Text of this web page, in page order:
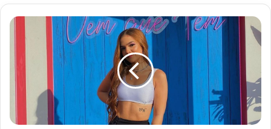
Ingredientes para fazer
macarrão com molho de
tomate e manjericão
500g de macarrão (de sua escolha)
800g de tomates pelados
2 dentes de alho picados